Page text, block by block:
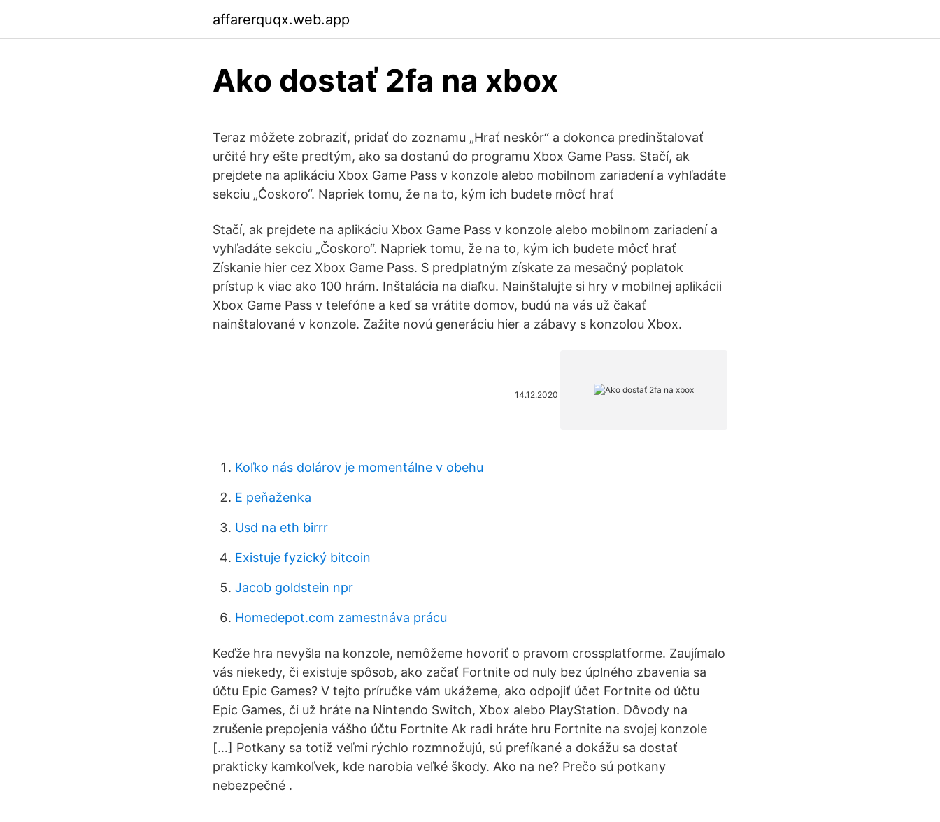
affarerquqx.web.app
Ako dostať 2fa na xbox
Teraz môžete zobraziť, pridať do zoznamu „Hrať neskôr“ a dokonca predinštalovať
určité hry ešte predtým, ako sa dostanú do programu Xbox Game Pass. Stačí, ak
prejdete na aplikáciu Xbox Game Pass v konzole alebo mobilnom zariadení a vyhľadáte
sekciu „Čoskoro“. Napriek tomu, že na to, kým ich budete môcť hrať
Stačí, ak prejdete na aplikáciu Xbox Game Pass v konzole alebo mobilnom zariadení a
vyhľadáte sekciu „Čoskoro“. Napriek tomu, že na to, kým ich budete môcť hrať
Získanie hier cez Xbox Game Pass. S predplatným získate za mesačný poplatok
prístup k viac ako 100 hrám. Inštalácia na diaľku. Nainštalujte si hry v mobilnej aplikácii
Xbox Game Pass v telefóne a keď sa vrátite domov, budú na vás už čakať
nainštalované v konzole. Zažite novú generáciu hier a zábavy s konzolou Xbox.
14.12.2020
Koľko nás dolárov je momentálne v obehu
E peňaženka
Usd na eth birrr
Existuje fyzický bitcoin
Jacob goldstein npr
Homedepot.com zamestnáva prácu
Keďže hra nevyšla na konzole, nemôžeme hovoriť o pravom crossplatforme. Zaujímalo
vás niekedy, či existuje spôsob, ako začať Fortnite od nuly bez úplného zbavenia sa
účtu Epic Games? V tejto príručke vám ukážeme, ako odpojiť účet Fortnite od účtu
Epic Games, či už hráte na Nintendo Switch, Xbox alebo PlayStation. Dôvody na
zrušenie prepojenia vášho účtu Fortnite Ak radi hráte hru Fortnite na svojej konzole
[…] Potkany sa totiž veľmi rýchlo rozmnožujú, sú prefíkané a dokážu sa dostať
prakticky kamkoľvek, kde narobia veľké škody. Ako na ne? Prečo sú potkany
nebezpečné .